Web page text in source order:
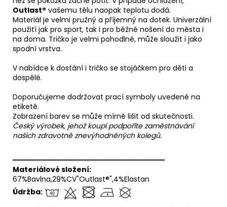
Outlast® vašemu tělu naopak teplotu dodá.
Materiál je velmi pružný a příjemný na dotek. Univerzální
použití jak pro sport, tak i pro běžné nošení do města i
na doma. Tričko je velmi pohodlné, může sloužit i jako
spodní vrstva.
V nabídce k dostání i tričko se stojáčkem pro děti a
dospělé.
Doporučujeme dodržovat prací symboly uvedené na
etiketě.
Zobrazení barev se může mírně lišit od skutečnosti.
Český výrobek, jehož koupí podpoříte zaměstnávání
našich zdravotně znevýhodněných kolegů.
══════════════════════════════
Materiálové složení:
67%Bavlna,29%CV"Outlast®",4%Elastan
Údržba: